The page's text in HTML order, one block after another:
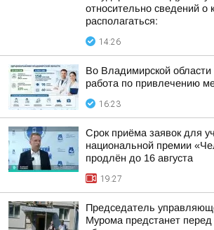
относительно сведений о
располагаться:
14:26
Во Владимирской
работа по привлечению
16:23
Срок приёма заявок для
национальной премии
продлён до 16 августа
19:27
Председатель
Мурома предстанет